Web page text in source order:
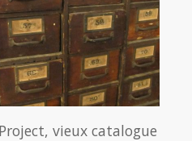
vieux catalogue